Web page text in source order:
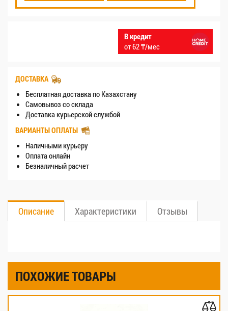
В кредит
от 62 ₸/мес
ДОСТАВКА
Бесплатная доставка по Казахстану
Самовывоз со склада
Доставка курьерской службой
ВАРИАНТЫ ОПЛАТЫ
Наличными курьеру
Оплата онлайн
Безналичный расчет
Описание Характеристики Отзывы
ПОХОЖИЕ ТОВАРЫ